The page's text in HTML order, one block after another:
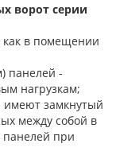
ворот серии
как в помещении
панелей -
нагрузкам;
имеют замкнутый
между собой в
панелей при